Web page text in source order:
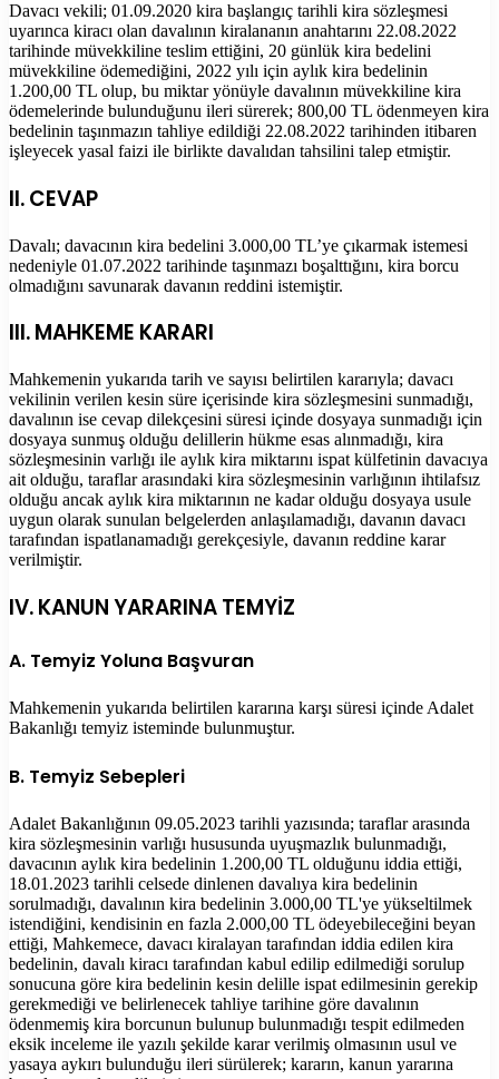
Davacı vekili; 01.09.2020 kira başlangıç tarihli kira sözleşmesi
uyarınca kiracı olan davalının kiralananın anahtarını 22.08.2022
tarihinde müvekkiline teslim ettiğini, 20 günlük kira bedelini
müvekkiline ödemediğini, 2022 yılı için aylık kira bedelinin
1.200,00 TL olup, bu miktar yönüyle davalının müvekkiline kira
ödemelerinde bulunduğunu ileri sürerek; 800,00 TL ödenmeyen kira
bedelinin taşınmazın tahliye edildiği 22.08.2022 tarihinden itibaren
işleyecek yasal faizi ile birlikte davalıdan tahsilini talep etmiştir.
II. CEVAP
Davalı; davacının kira bedelini 3.000,00 TL’ye çıkarmak istemesi
nedeniyle 01.07.2022 tarihinde taşınmazı boşalttığını, kira borcu
olmadığını savunarak davanın reddini istemiştir.
III. MAHKEME KARARI
Mahkemenin yukarıda tarih ve sayısı belirtilen kararıyla; davacı
vekilinin verilen kesin süre içerisinde kira sözleşmesini sunmadığı,
davalının ise cevap dilekçesini süresi içinde dosyaya sunmadığı için
dosyaya sunmuş olduğu delillerin hükme esas alınmadığı, kira
sözleşmesinin varlığı ile aylık kira miktarını ispat külfetinin davacıya
ait olduğu, taraflar arasındaki kira sözleşmesinin varlığının ihtilafsız
olduğu ancak aylık kira miktarının ne kadar olduğu dosyaya usule
uygun olarak sunulan belgelerden anlaşılamadığı, davanın davacı
tarafından ispatlanamadığı gerekçesiyle, davanın reddine karar
verilmiştir.
IV. KANUN YARARINA TEMYİZ
A. Temyiz Yoluna Başvuran
Mahkemenin yukarıda belirtilen kararına karşı süresi içinde Adalet
Bakanlığı temyiz isteminde bulunmuştur.
B. Temyiz Sebepleri
Adalet Bakanlığının 09.05.2023 tarihli yazısında; taraflar arasında
kira sözleşmesinin varlığı hususunda uyuşmazlık bulunmadığı,
davacının aylık kira bedelinin 1.200,00 TL olduğunu iddia ettiği,
18.01.2023 tarihli celsede dinlenen davalıya kira bedelinin
sorulmadığı, davalının kira bedelinin 3.000,00 TL'ye yükseltilmek
istendiğini, kendisinin en fazla 2.000,00 TL ödeyebileceğini beyan
ettiği, Mahkemece, davacı kiralayan tarafından iddia edilen kira
bedelinin, davalı kiracı tarafından kabul edilip edilmediği sorulup
sonucuna göre kira bedelinin kesin delille ispat edilmesinin gerekip
gerekmediği ve belirlenecek tahliye tarihine göre davalının
ödenmemiş kira borcunun bulunup bulunmadığı tespit edilmeden
eksik inceleme ile yazılı şekilde karar verilmiş olmasının usul ve
yasaya aykırı bulunduğu ileri sürülerek; kararın, kanun yararına